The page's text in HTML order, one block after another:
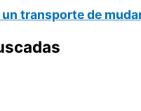
transporte de